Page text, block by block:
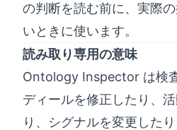
の判断を読む前に、実際
いときに使います。
読み取り専用の意味
Ontology Inspector は検
ディールを修正したり、
り、シグナルを変更した